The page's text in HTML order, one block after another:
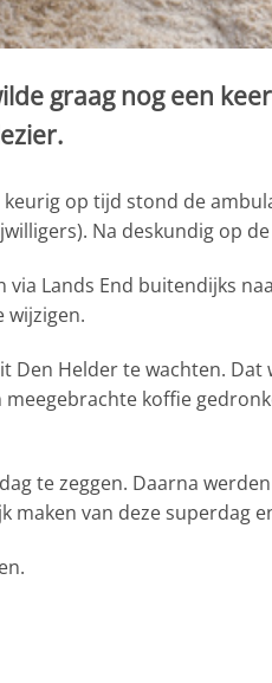
graag nog een
keurig op tijd stond de
Na deskundig op
Lands End buitendijks
wijzigen.
Helder te wachten.
koffie
te zeggen. Daarna
van deze superdag